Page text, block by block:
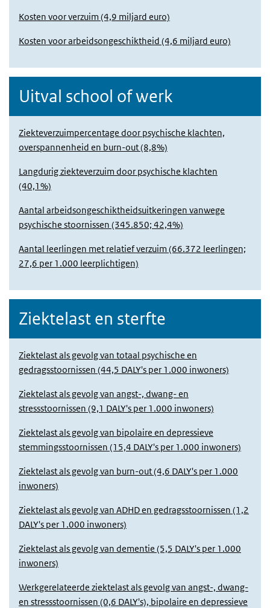
Kosten voor verzuim (4,9 miljard euro)
Kosten voor arbeidsongeschiktheid (4,6 miljard euro)
Uitval school of werk
Ziekteverzuimpercentage door psychische klachten,
overspannenheid en burn-out (8,8%)
Langdurig ziekteverzuim door psychische klachten
(40,1%)
Aantal arbeidsongeschiktheidsuitkeringen vanwege
psychische stoornissen (345.850; 42,4%)
Aantal leerlingen met relatief verzuim (66.372 leerlingen;
27,6 per 1.000 leerplichtigen)
Ziektelast en sterfte
Ziektelast als gevolg van totaal psychische en
gedragsstoornissen (44,5 DALY's per 1.000 inwoners)
Ziektelast als gevolg van angst-, dwang- en
stressstoornissen (9,1 DALY's per 1.000 inwoners)
Ziektelast als gevolg van bipolaire en depressieve
stemmingsstoornissen (15,4 DALY's per 1.000 inwoners)
Ziektelast als gevolg van burn-out (4,6 DALY's per 1.000
inwoners)
Ziektelast als gevolg van ADHD en gedragsstoornissen (1,2
DALY's per 1.000 inwoners)
Ziektelast als gevolg van dementie (5,5 DALY's per 1.000
inwoners)
Werkgerelateerde ziektelast als gevolg van angst-, dwang-
en stressstoornissen (0,6 DALY's), bipolaire en depressieve